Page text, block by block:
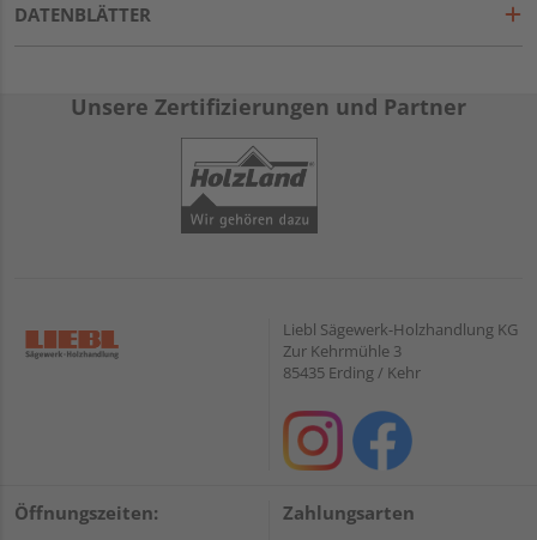
DATENBLÄTTER
Unsere Zertifizierungen und Partner
Liebl Sägewerk-Holzhandlung KG
Zur Kehrmühle 3
85435 Erding / Kehr
Öffnungszeiten: Zahlungsarten